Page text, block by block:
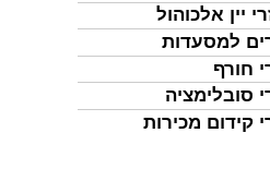
יין אלכוהול
למסעדות
חורף
סובלימציה
קידום מכירות